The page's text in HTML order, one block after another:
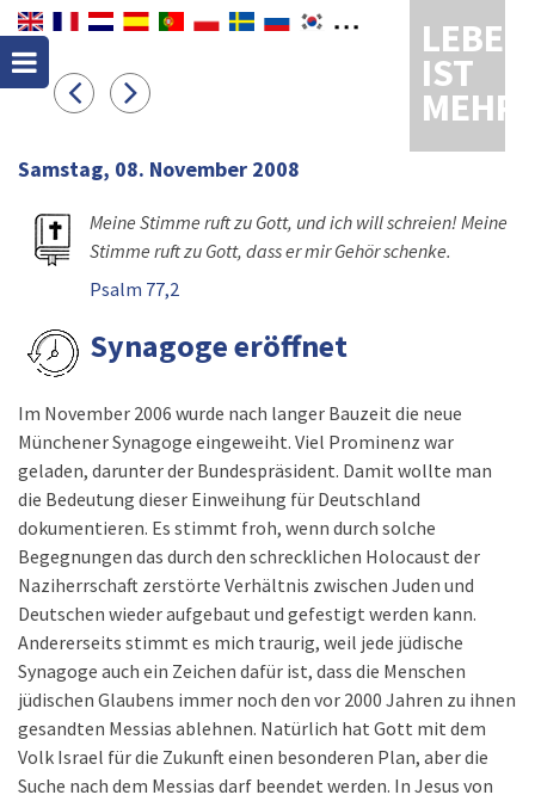
LEBEN
IST
MEHR
Samstag, 08. November 2008
Meine Stimme ruft zu Gott, und ich will schreien! Meine
Stimme ruft zu Gott, dass er mir Gehör schenke.
Psalm 77,2
Synagoge eröffnet
Im November 2006 wurde nach langer Bauzeit die neue
Münchener Synagoge eingeweiht. Viel Prominenz war
geladen, darunter der Bundespräsident. Damit wollte man
die Bedeutung dieser Einweihung für Deutschland
dokumentieren. Es stimmt froh, wenn durch solche
Begegnungen das durch den schrecklichen Holocaust der
Naziherrschaft zerstörte Verhältnis zwischen Juden und
Deutschen wieder aufgebaut und gefestigt werden kann.
Andererseits stimmt es mich traurig, weil jede jüdische
Synagoge auch ein Zeichen dafür ist, dass die Menschen
jüdischen Glaubens immer noch den vor 2000 Jahren zu ihnen
gesandten Messias ablehnen. Natürlich hat Gott mit dem
Volk Israel für die Zukunft einen besonderen Plan, aber die
Suche nach dem Messias darf beendet werden. In Jesus von